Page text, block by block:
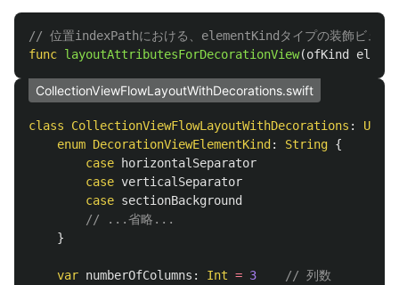
// 位置indexPathにおける、elementKindタイプの装飾ビュー
func layoutAttributesForDecorationView(ofKind
CollectionViewFlowLayoutWithDecorations.swift
class CollectionViewFlowLayoutWithDecorations :
enum DecorationViewElementKind : String {
case
horizontalSeparator
case verticalSeparator
case sectionBackground
// ...省略...
}
var numberOfColumns : Int = 3
// 列数